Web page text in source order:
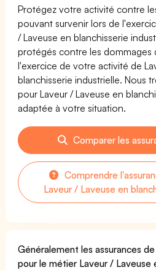
Protégez votre activité contre
pouvant survenir lors de
/ Laveuse en blanchisserie
protégés contre les dommages
l'exercice de votre activité de
blanchisserie industrielle. Nous
pour Laveur / Laveuse en
adaptée à votre situation.
Comparer les
Comprendre
Laveur / Laveuse en
Généralement les assurances
pour le métier Laveur / Laveuse